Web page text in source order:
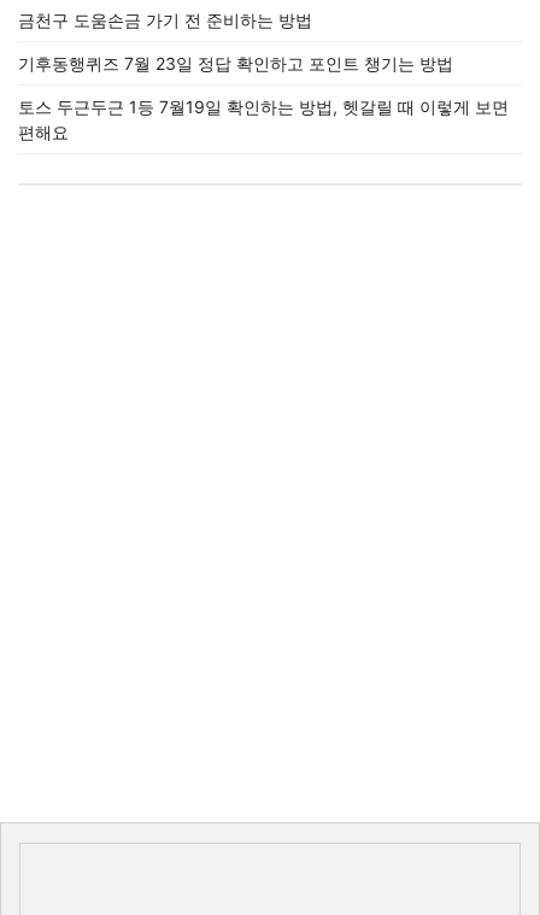
금천구 도움손금 가기 전 준비하는 방법
기후동행퀴즈 7월 23일 정답 확인하고 포인트 챙기는 방법
토스 두근두근 1등 7월19일 확인하는 방법, 헷갈릴 때 이렇게 보면
편해요